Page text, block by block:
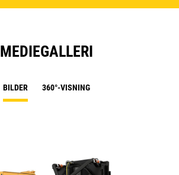
MEDIEGALLERI
BILDER 360°-VISNING